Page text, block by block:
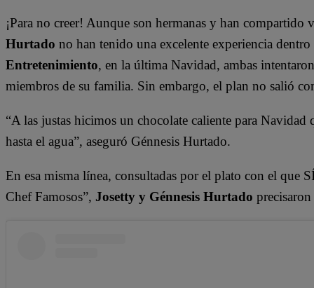
¡Para no creer! Aunque son hermanas y han
Hurtado no han tenido una excelente experiencia
Entretenimiento, en la última Navidad, ambas
miembros de su familia. Sin embargo, el plan no salió
“A las justas hicimos un chocolate caliente para
hasta el agua”, aseguró Génnesis Hurtado.
En esa misma línea, consultadas por el plato con el que
Chef Famosos”, Josetty y Génnesis Hurtado